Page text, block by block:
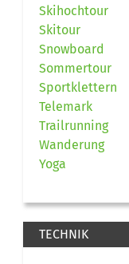
Skihochtour
Skitour
Snowboard
Sommertour
Sportklettern
Telemark
Trailrunning
Wanderung
Yoga
TECHNIK